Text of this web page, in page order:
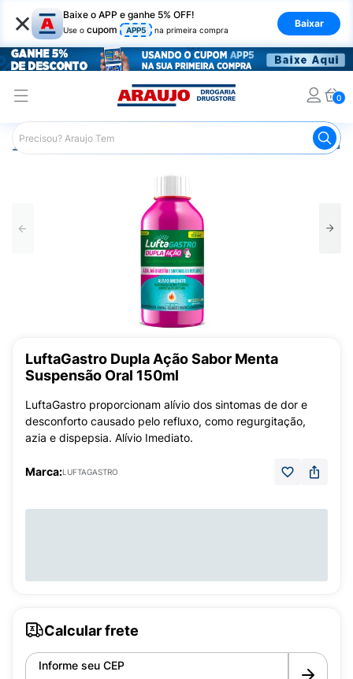
× Baixe o APP e ganhe 5% OFF!
Use o cupom APP5 na primeira compra
Baixar
0
Araujo Medicamentos Remédio para o Estômago e
LuftaGastro Dupla Ação Sabor Menta
Suspensão Oral 150ml
LuftaGastro proporcionam alívio dos sintomas de dor e
desconforto causado pelo refluxo, como regurgitação,
azia e dispepsia. Alívio Imediato.
Marca:LUFTAGASTRO
Calcular frete
Informe seu CEP